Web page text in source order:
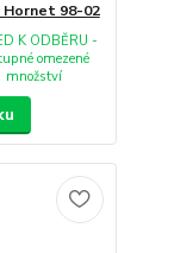
Hornet 98-02
K ODBĚRU -
omezené
množství